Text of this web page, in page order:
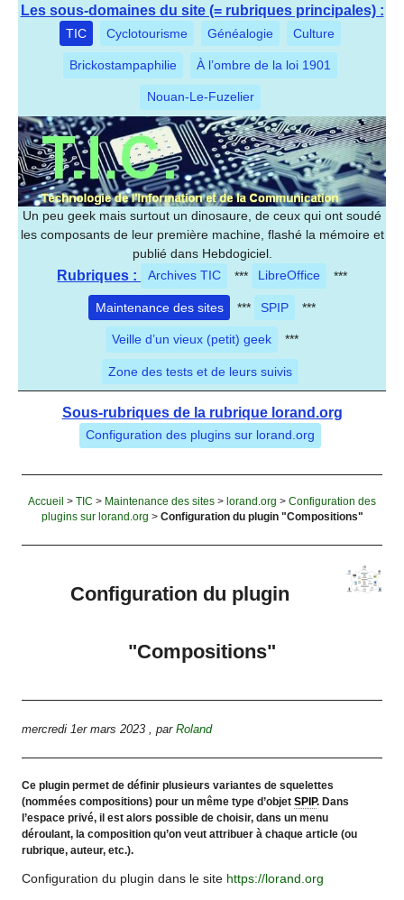
Les sous-domaines du site (= rubriques principales) :
TIC Cyclotourisme Généalogie Culture
Brickostampaphilie À l’ombre de la loi 1901
Nouan-Le-Fuzelier
Un peu geek mais surtout un dinosaure, de ceux qui ont soudé
les composants de leur première machine, flashé la mémoire et
publié dans Hebdogiciel.
Rubriques : Archives TIC *** LibreOffice ***
Maintenance des sites *** SPIP ***
Veille d’un vieux (petit) geek ***
Zone des tests et de leurs suivis
Sous-rubriques de la rubrique lorand.org
Configuration des plugins sur lorand.org
Accueil > TIC > Maintenance des sites > lorand.org > Configuration des
plugins sur lorand.org > Configuration du plugin "Compositions"
Configuration du plugin
"Compositions"
mercredi 1er mars 2023 ,parRoland
Ce plugin permet de définir plusieurs variantes de squelettes
(nommées compositions) pour un même type d’objetSPIP. Dans
l’espace privé, il est alors possible de choisir, dans un menu
déroulant, la composition qu’on veut attribuer à chaque article (ou
rubrique, auteur, etc.).
Configuration du plugin dans le site https://lorand.org